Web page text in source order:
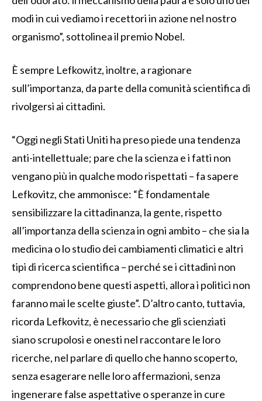
modi in cui vediamo i recettori in azione nel nostro
organismo”, sottolinea il premio Nobel.
È sempre Lefkowitz, inoltre, a ragionare
sull’importanza, da parte della comunità scientifica di
rivolgersi ai cittadini.
“Oggi negli Stati Uniti ha preso piede una tendenza
anti-intellettuale; pare che la scienza e i fatti non
vengano più in qualche modo rispettati – fa sapere
Lefkovitz, che ammonisce: “È fondamentale
sensibilizzare la cittadinanza, la gente, rispetto
all’importanza della scienza in ogni ambito – che sia la
medicina o lo studio dei cambiamenti climatici e altri
tipi di ricerca scientifica – perché se i cittadini non
comprendono bene questi aspetti, allora i politici non
faranno mai le scelte giuste”. D’altro canto, tuttavia,
ricorda Lefkovitz, è necessario che gli scienziati
siano scrupolosi e onesti nel raccontare le loro
ricerche, nel parlare di quello che hanno scoperto,
senza esagerare nelle loro affermazioni, senza
ingenerare false aspettative o speranze in cure